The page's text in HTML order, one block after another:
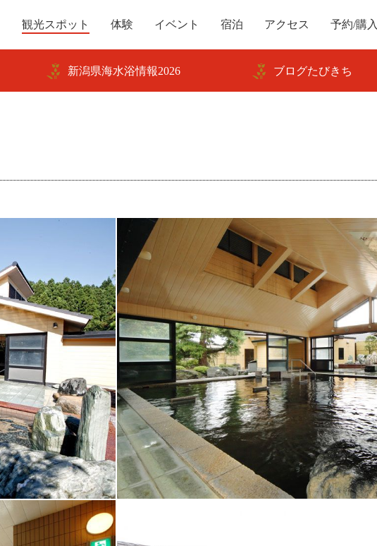
観光スポット 体験 イベント 宿泊 アクセス 予約/購入
新潟県海水浴情報2026 ブログたびきち